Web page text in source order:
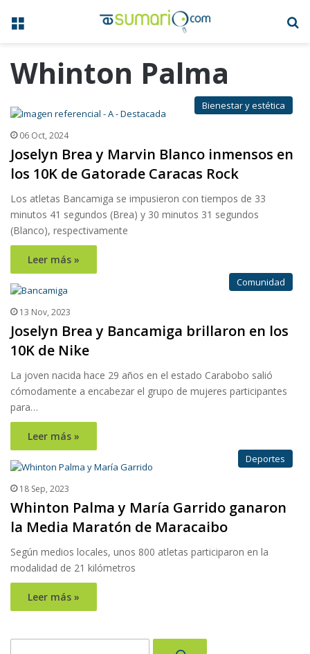
Menú
Whinton Palma
Bienestar y estética
06 Oct, 2024
Joselyn Brea y Marvin Blanco inmensos en
los 10K de Gatorade Caracas Rock
Los atletas Bancamiga se impusieron con tiempos de 33
minutos 41 segundos (Brea) y 30 minutos 31 segundos
(Blanco), respectivamente
Leer más »
Comunidad
13 Nov, 2023
Joselyn Brea y Bancamiga brillaron en los
10K de Nike
La joven nacida hace 29 años en el estado Carabobo salió
cómodamente a encabezar el grupo de mujeres participantes
para…
Leer más »
Deportes
18 Sep, 2023
Whinton Palma y María Garrido ganaron
la Media Maratón de Maracaibo
Según medios locales, unos 800 atletas participaron en la
modalidad de 21 kilómetros
Leer más »